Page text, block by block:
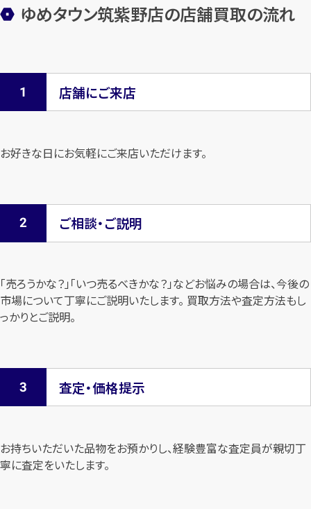
ゆめタウン筑紫野店の店舗買取の流れ
店舗にご来店
お好きな日にお気軽にご来店いただけます。
ご相談・ご説明
「売ろうかな？」「いつ売るべきかな？」などお悩みの場合は、今後の
市場について丁寧にご説明いたします。 買取方法や査定方法もし
っかりとご説明。
査定・価格提示
お持ちいただいた品物をお預かりし、経験豊富な査定員が親切丁
寧に査定をいたします。